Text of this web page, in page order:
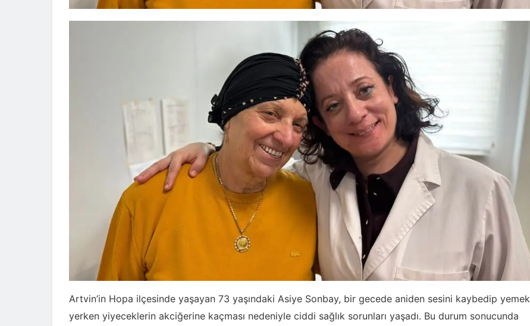
Artvin’in Hopa ilçesinde yaşayan 73 yaşındaki Asiye Sonbay, bir gecede aniden sesini kaybedip yemek
yerken yiyeceklerin akciğerine kaçması nedeniyle ciddi sağlık sorunları yaşadı. Bu durum sonucunda